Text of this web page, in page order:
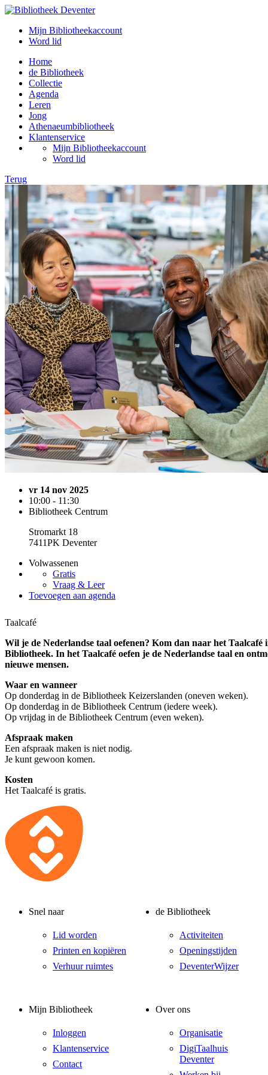
Mijn Bibliotheekaccount
Word lid
Home
de Bibliotheek
Collectie
Agenda
Leren
Jong
Athenaeumbibliotheek
Klantenservice
Mijn Bibliotheekaccount
Word lid
Terug
vr 14 nov 2025
10:00 - 11:30
Bibliotheek Centrum
Stromarkt 18
7411PK Deventer
Volwassenen
Gratis
Vraag & Leer
Toevoegen aan agenda
Taalcafé
Wil je de Nederlandse taal oefenen? Kom dan naar het Taalcafé
Bibliotheek. In het Taalcafé oefen je de Nederlandse taal en
nieuwe mensen.
Waar en wanneer
Op donderdag in de Bibliotheek Keizerslanden (oneven weken).
Op donderdag in de Bibliotheek Centrum (iedere week).
Op vrijdag in de Bibliotheek Centrum (even weken).
Afspraak maken
Een afspraak maken is niet nodig.
Je kunt gewoon komen.
Kosten
Het Taalcafé is gratis.
Snel naar
Lid worden
Printen en kopiëren
Verhuur ruimtes
de Bibliotheek
Activiteiten
Openingstijden
DeventerWijzer
Mijn Bibliotheek
Inloggen
Klantenservice
Contact
Over ons
Organisatie
DigiTaalhuis
Deventer